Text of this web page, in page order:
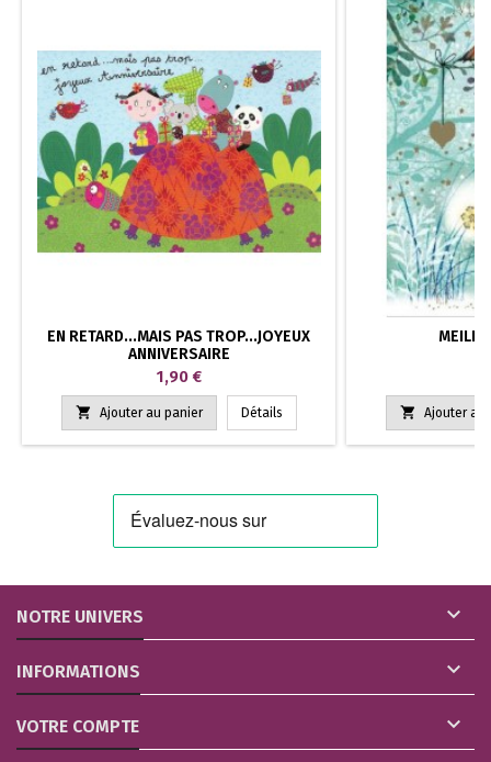
EN RETARD...MAIS PAS TROP...JOYEUX
ANNIVERSAIRE
Prix
1,90 €
 Ajouter au panier Détails  Ajouter au
NOTRE UNIVERS 
INFORMATIONS 
VOTRE COMPTE 